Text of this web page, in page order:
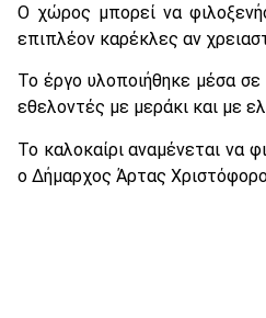
Ο χώρος μπορεί να
επιπλέον καρέκλες αν
Το έργο υλοποιήθηκε μέσα
εθελοντές με μεράκι και με
Το καλοκαίρι αναμένεται να
ο Δήμαρχος Άρτας